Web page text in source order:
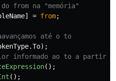
from na "memória"
] = from;
até o to
.To);
informado ao to a partir
();
();